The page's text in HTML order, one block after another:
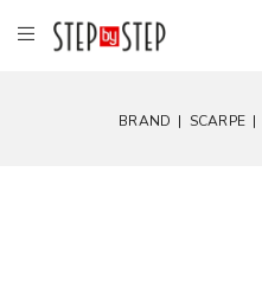
BRAND | SCARPE |